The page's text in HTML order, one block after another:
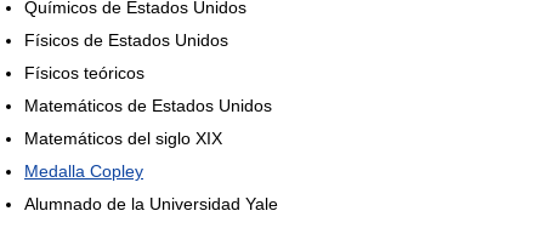
Químicos de Estados Unidos
Físicos de Estados Unidos
Físicos teóricos
Matemáticos de Estados Unidos
Matemáticos del siglo XIX
Medalla Copley
Alumnado de la Universidad Yale